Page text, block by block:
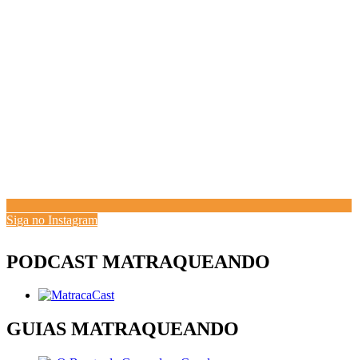
Siga no Instagram
PODCAST MATRAQUEANDO
GUIAS MATRAQUEANDO